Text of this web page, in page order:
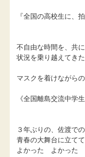
『全国の高校生に、
不自由な時間を、共に
状況を乗り越えてきた
マスクを着けながら
《全国離島交流中学
３年ぶりの、佐渡での
青春の大舞台に立てて
よかった よかった